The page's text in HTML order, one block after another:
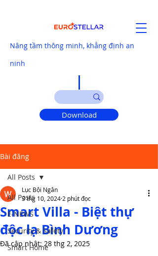
Nâng tầm thông minh, khẳng định an
ninh
Download
Bài đăng
All Posts
E-NEWS
Security & Safety
Smart Home
All Posts
Smart Villa - Biệt thự
độc lạ Bình Dương
Lục Bội Ngân
3 thg 10, 2024 2 phút đọc
Đã cập nhật: 28 thg 2, 2025